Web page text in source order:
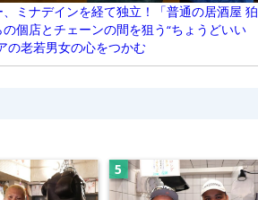
ミナデインを経て独立！「普通の居酒屋 狛
個店とチェーンの間を狙う“ちょうどいい
の老若男女の心をつかむ